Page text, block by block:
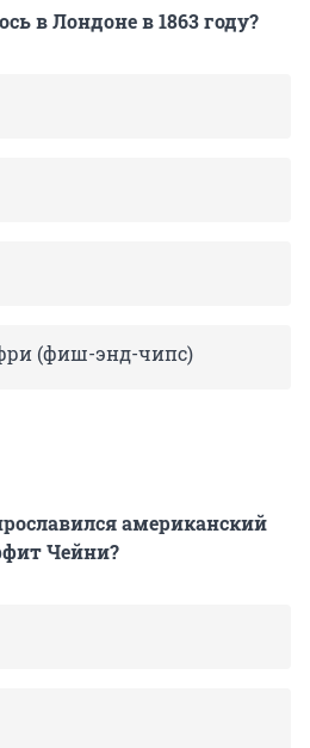
в Лондоне в 1863 году?
(фиш-энд-чипс)
американский
Чейни?